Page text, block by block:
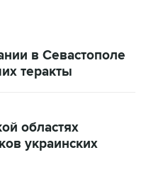
в Севастополе
теракты
областях
украинских